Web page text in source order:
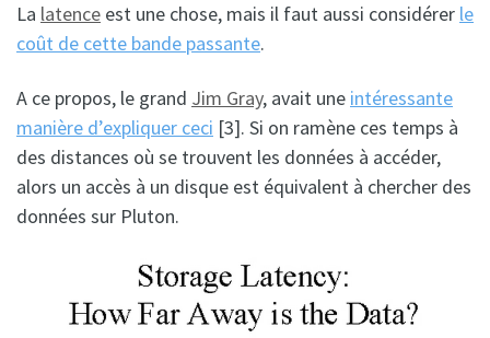
La latence est une chose, mais il faut aussi considérer le
coût de cette bande passante.
A ce propos, le grand Jim Gray, avait une intéressante
manière d’expliquer ceci [3]. Si on ramène ces temps à
des distances où se trouvent les données à accéder,
alors un accès à un disque est équivalent à chercher des
données sur Pluton.